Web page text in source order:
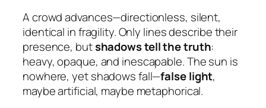
A crowd advances—directionless, silent,
identical in fragility. Only lines describe their
presence, butshadows tell the truth:
heavy, opaque, and inescapable. The sun is
nowhere, yet shadows fall—false light,
maybe artificial, maybe metaphorical.